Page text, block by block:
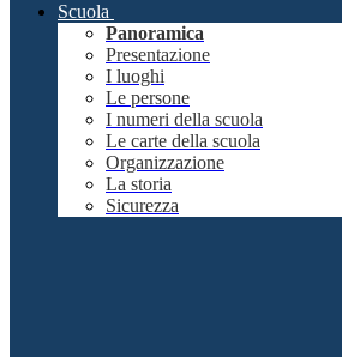
Scuola
Panoramica
Presentazione
I luoghi
Le persone
I numeri della scuola
Le carte della scuola
Organizzazione
La storia
Sicurezza